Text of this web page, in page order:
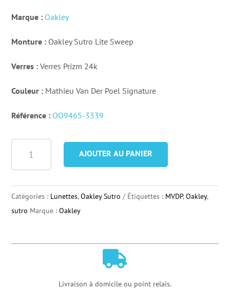
Marque : Oakley
Monture : Oakley Sutro Lite Sweep
Verres : Verres Prizm 24k
Couleur : Mathieu Van Der Poel Signature
Référence : OO9465-3339
Oakley
Sutro
AJOUTER AU PANIER
Catégories : Lunettes,Oakley Sutro Étiquettes : MVDP,Oakley,
sutro Marque :Oakley

Livraison à domicile ou point relais.